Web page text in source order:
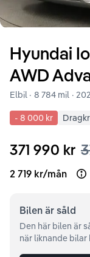
Hyundai
AWD
Elbil · 8 784 mil ·
- 8 000 kr
371 990 kr
2 719 kr/mån
Bilen är såld
Den här bilen är
när liknande bilar